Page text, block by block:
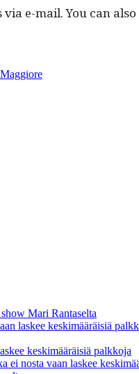
e-mail. You can also
Mari Rantaselta
laskee keskimääräisiä
keskimääräisiä palkkoja
ei nosta vaan laskee